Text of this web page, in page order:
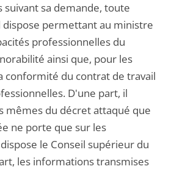
suivant sa demande, toute
permettant au ministre
professionnelles du
ainsi que, pour les
conformité du contrat de travail
D'une part, il
mêmes du décret attaqué que
ne porte que sur les
le Conseil supérieur du
les informations transmises